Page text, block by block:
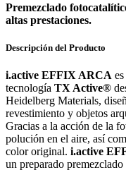
Premezclado
altas prestaciones.
Descripción del Producto
i.active EFFIX ARCA
tecnología TX Active®
Heidelberg Materials,
revestimiento y objetos
Gracias a la acción de la
polución en el aire, así
color original. i.active
un preparado